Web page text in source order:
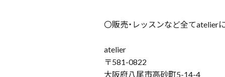
〇販売・レッスンなど全てatelier
atelier
〒581-0822
大阪府八尾市高砂町5-14-4